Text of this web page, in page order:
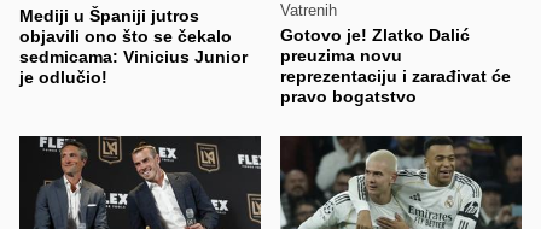
Mediji u Španiji jutros
objavili ono što se čekalo
sedmicama: Vinicius Junior
je odlučio!
Vatrenih
Gotovo je! Zlatko Dalić
preuzima novu
reprezentaciju i zarađivat će
pravo bogatstvo